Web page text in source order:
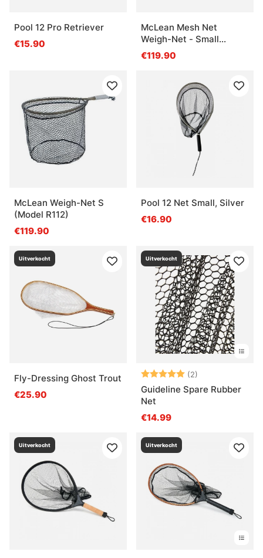
Pool 12 Pro Retriever
€15.90
McLean Mesh Net
Weigh-Net - Small
(M112)
€119.90
McLean Weigh-Net S
(Model R112)
€119.90
Pool 12 Net Small, Silver
€16.90
Uitverkocht
Fly-Dressing Ghost Trout
€25.90
Uitverkocht
Beoordeling:
(2)
Guideline Spare Rubber
Net
€14.99
Uitverkocht Uitverkocht